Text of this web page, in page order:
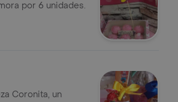
por 6 unidades.
Coronita, un